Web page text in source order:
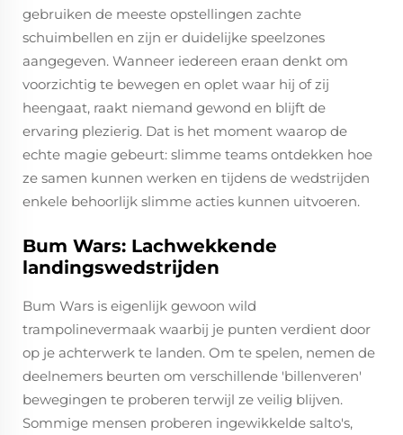
gebruiken de meeste opstellingen zachte
schuimbellen en zijn er duidelijke speelzones
aangegeven. Wanneer iedereen eraan denkt om
voorzichtig te bewegen en oplet waar hij of zij
heengaat, raakt niemand gewond en blijft de
ervaring plezierig. Dat is het moment waarop de
echte magie gebeurt: slimme teams ontdekken hoe
ze samen kunnen werken en tijdens de wedstrijden
enkele behoorlijk slimme acties kunnen uitvoeren.
Bum Wars: Lachwekkende
landingswedstrijden
Bum Wars is eigenlijk gewoon wild
trampolinevermaak waarbij je punten verdient door
op je achterwerk te landen. Om te spelen, nemen de
deelnemers beurten om verschillende 'billenveren'
bewegingen te proberen terwijl ze veilig blijven.
Sommige mensen proberen ingewikkelde salto's,